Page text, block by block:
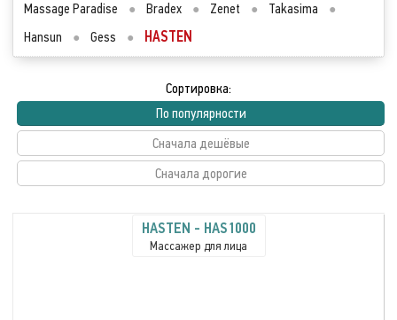
Massage Paradise ● Bradex ● Zenet ● Takasima
●
Hansun
● Gess ● HASTEN
Сортировка:
По популярности
Сначала дешёвые
Сначала дорогие
HASTEN - HAS1000
Массажер для лица